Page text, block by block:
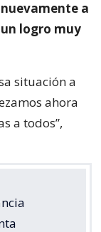
a
logro muy
situación a
ahora
a todos”,